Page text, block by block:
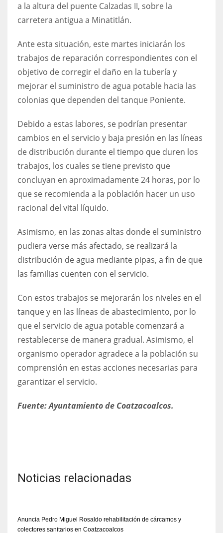
a la altura del puente Calzadas II, sobre la
carretera antigua a Minatitlán.
Ante esta situación, este martes iniciarán los
trabajos de reparación correspondientes con el
objetivo de corregir el daño en la tubería y
mejorar el suministro de agua potable hacia las
colonias que dependen del tanque Poniente.
Debido a estas labores, se podrían presentar
cambios en el servicio y baja presión en las líneas
de distribución durante el tiempo que duren los
trabajos, los cuales se tiene previsto que
concluyan en aproximadamente 24 horas, por lo
que se recomienda a la población hacer un uso
racional del vital líquido.
Asimismo, en las zonas altas donde el suministro
pudiera verse más afectado, se realizará la
distribución de agua mediante pipas, a fin de que
las familias cuenten con el servicio.
Con estos trabajos se mejorarán los niveles en el
tanque y en las líneas de abastecimiento, por lo
que el servicio de agua potable comenzará a
restablecerse de manera gradual. Asimismo, el
organismo operador agradece a la población su
comprensión en estas acciones necesarias para
garantizar el servicio.
Fuente: Ayuntamiento de Coatzacoalcos.
Noticias relacionadas
Anuncia Pedro Miguel Rosaldo rehabilitación de cárcamos y
colectores sanitarios en Coatzacoalcos